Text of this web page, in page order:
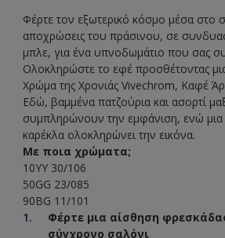
Φέρτε τον εξωτερικό κόσμο μέσα στο
αποχρώσεις του πράσινου, σε
μπλε, για ένα υπνοδωμάτιο που σας
Ολοκληρώστε το εφέ προσθέτοντας
Χρώμα της Χρονιάς Vivechrom, Καφέ
Εδώ, βαμμένα πατζούρια και ασορτί
συμπληρώνουν την εμφάνιση, ενώ
καρέκλα ολοκληρώνει την εικόνα.
Με ποια χρώματα;
10YY 30/106
50GG 23/085
90BG 11/101
Φέρτε μια αίσθηση
σύγχρονο σαλόνι